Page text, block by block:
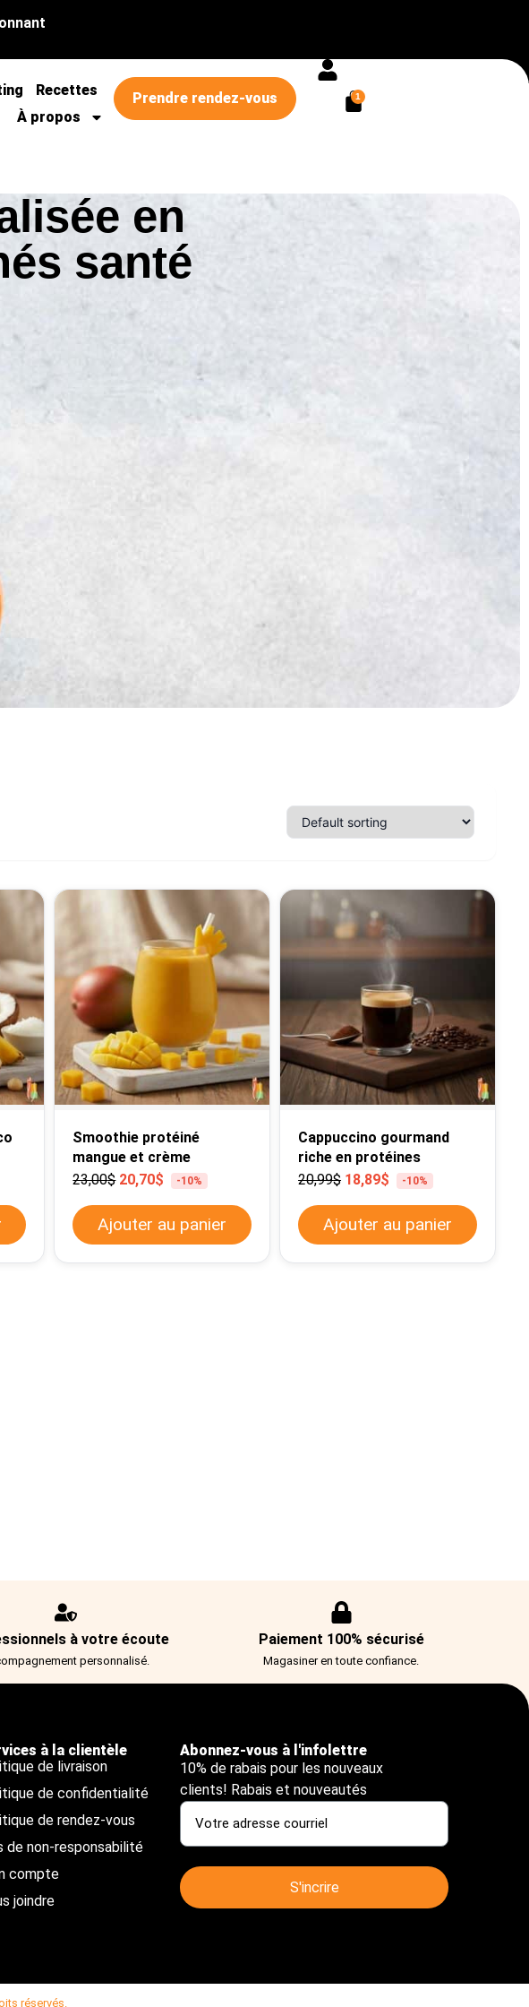
Recettes
À propos
Prendre rendez-vous 1
en
santé
Smoothie protéiné
mangue et crème
23,00$ 20,70$ -10%
Ajouter au panier
Cappuccino gourmand
riche en protéines
20,99$ 18,89$ -10%
Ajouter au panier
à votre écoute
personnalisé.
Paiement 100% sécurisé
Magasiner en toute confiance.
à la clientèle
de livraison
de confidentialité
de rendez-vous
de non-responsabilité
compte
joindre
Abonnez-vous à l'infolettre
10% de rabais pour les nouveaux
clients! Rabais et nouveautés
réservés.